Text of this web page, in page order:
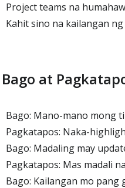
Project teams na
Kahit sino na kailangan
Bago at
Bago: Mano-mano mong
Pagkatapos: Naka-
Bago: Madaling may
Pagkatapos: Mas madali
Bago: Kailangan mo pang